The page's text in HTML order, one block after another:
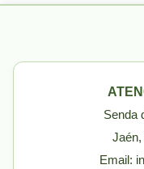
Senda
Email: